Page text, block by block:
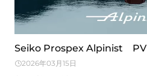
Seiko Prospex Alpinist PV
2026年03月15日